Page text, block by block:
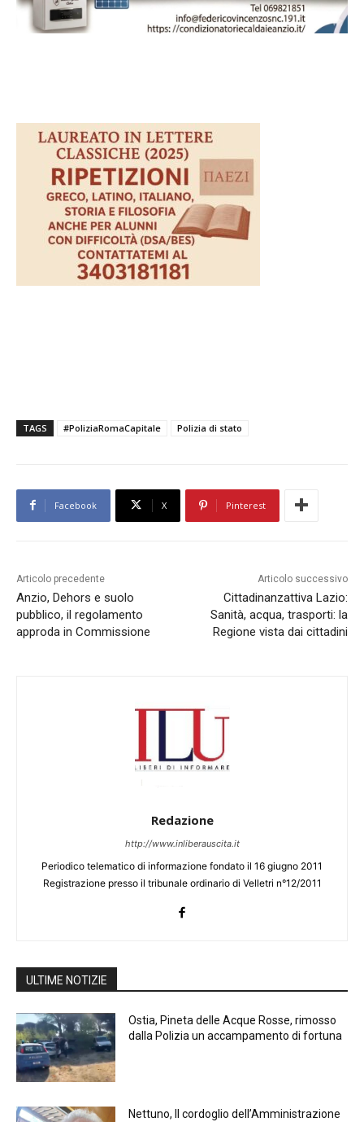
TAGS #PoliziaRomaCapitale Polizia di stato
Facebook X Pinterest
Articolo precedente
Anzio, Dehors e suolo
pubblico, il regolamento
approda in Commissione
Articolo successivo
Cittadinanzattiva Lazio:
Sanità, acqua, trasporti: la
Regione vista dai cittadini
Redazione
http://www.inliberauscita.it
Periodico telematico di informazione fondato il 16 giugno 2011
Registrazione presso il tribunale ordinario di Velletri n°12/2011
ULTIME NOTIZIE
Ostia, Pineta delle Acque Rosse, rimosso
dalla Polizia un accampamento di fortuna
Nettuno, Il cordoglio dell’Amministrazione